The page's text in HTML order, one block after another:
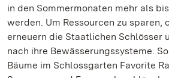
in den Sommermonaten mehr als
werden. Um Ressourcen zu sparen,
erneuern die Staatlichen Schlösser
nach ihre Bewässerungssysteme.
Bäume im Schlossgarten Favorite